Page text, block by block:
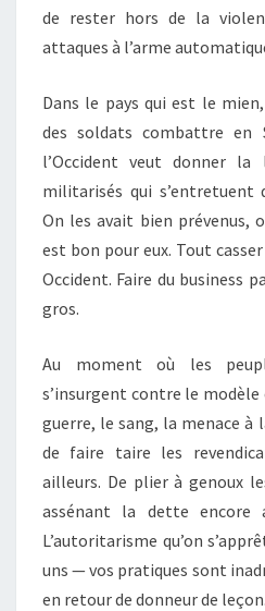
de rester hors de la
attaques à l’arme
Dans le pays qui est le
des soldats combattre en
l’Occident veut donner
militarisés qui s’entretuent
On les avait bien prévenus,
est bon pour eux. Tout
Occident. Faire du business
gros.
Au moment où les
s’insurgent contre le
guerre, le sang, la menace à
de faire taire les
ailleurs. De plier à genoux
assénant la dette encore
L’autoritarisme qu’on
uns — vos pratiques sont
en retour de donneur de leçon.